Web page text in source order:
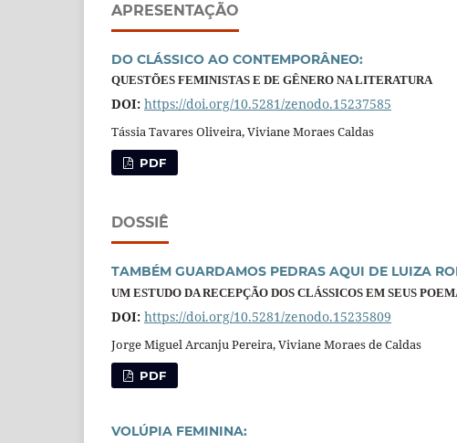
APRESENTAÇÃO
DO CLÁSSICO AO CONTEMPORÂNEO:
QUESTÕES FEMINISTAS E DE GÊNERO NA LITERATURA
DOI: https://doi.org/10.5281/zenodo.15237585
Tássia Tavares Oliveira, Viviane Moraes Caldas
PDF
DOSSIÊ
TAMBÉM GUARDAMOS PEDRAS AQUI DE LUIZA
UM ESTUDO DA RECEPÇÃO DOS CLÁSSICOS EM SEUS
DOI: https://doi.org/10.5281/zenodo.15235809
Jorge Miguel Arcanju Pereira, Viviane Moraes de Caldas
PDF
VOLÚPIA FEMININA: